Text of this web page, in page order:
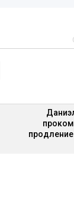
продление